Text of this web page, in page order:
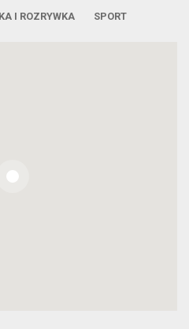
I ROZRYWKA SPORT